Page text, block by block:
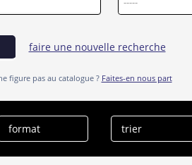
faire une nouvelle recherche
figure pas au catalogue ? Faites-en nous part
Marilyn Manson
effacer l’historique